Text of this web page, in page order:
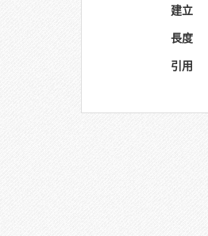
建立
長度
引用